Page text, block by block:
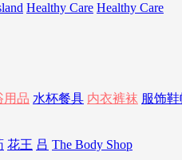
Healthy Care Healthy Care
用品 水杯餐具 内衣裤袜 服饰
花王 吕 The Body Shop